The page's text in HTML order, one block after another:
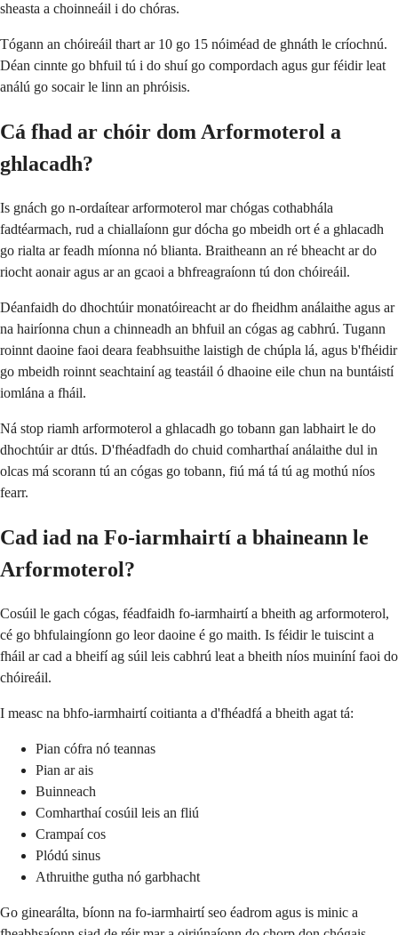
sheasta a choinneáil i do chóras.
Tógann an chóireáil thart ar 10 go 15 nóiméad de ghnáth le críochnú.
Déan cinnte go bhfuil tú i do shuí go compordach agus gur féidir leat
análú go socair le linn an phróisis.
Cá fhad ar chóir dom Arformoterol a
ghlacadh?
Is gnách go n-ordaítear arformoterol mar chógas cothabhála
fadtéarmach, rud a chiallaíonn gur dócha go mbeidh ort é a ghlacadh
go rialta ar feadh míonna nó blianta. Braitheann an ré bheacht ar do
riocht aonair agus ar an gcaoi a bhfreagraíonn tú don chóireáil.
Déanfaidh do dhochtúir monatóireacht ar do fheidhm análaithe agus ar
na hairíonna chun a chinneadh an bhfuil an cógas ag cabhrú. Tugann
roinnt daoine faoi deara feabhsuithe laistigh de chúpla lá, agus b'fhéidir
go mbeidh roinnt seachtainí ag teastáil ó dhaoine eile chun na buntáistí
iomlána a fháil.
Ná stop riamh arformoterol a ghlacadh go tobann gan labhairt le do
dhochtúir ar dtús. D'fhéadfadh do chuid comharthaí análaithe dul in
olcas má scorann tú an cógas go tobann, fiú má tá tú ag mothú níos
fearr.
Cad iad na Fo-iarmhairtí a bhaineann le
Arformoterol?
Cosúil le gach cógas, féadfaidh fo-iarmhairtí a bheith ag arformoterol,
cé go bhfulaingíonn go leor daoine é go maith. Is féidir le tuiscint a
fháil ar cad a bheifí ag súil leis cabhrú leat a bheith níos muiníní faoi do
chóireáil.
I measc na bhfo-iarmhairtí coitianta a d'fhéadfá a bheith agat tá:
Pian cófra nó teannas
Pian ar ais
Buinneach
Comharthaí cosúil leis an fliú
Crampaí cos
Plódú sinus
Athruithe gutha nó garbhacht
Go ginearálta, bíonn na fo-iarmhairtí seo éadrom agus is minic a